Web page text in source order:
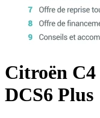
Citroën C4
DCS6 Plus